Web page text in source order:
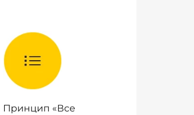
Принцип «Все